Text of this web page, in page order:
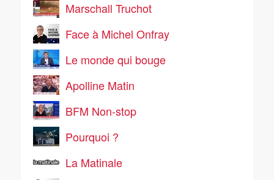
Marschall Truchot
Face à Michel Onfray
Le monde qui bouge
Apolline Matin
BFM Non-stop
Pourquoi ?
La Matinale